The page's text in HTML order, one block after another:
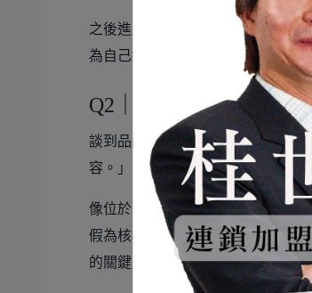
之後進入六福皇宮擔任西餐主廚，
為自己打下
跨部門協作
Q2｜國際品牌為何能跨
談到品牌經營，他以
容。」
像位於南京東路商業地段的六福皇
假為核心，強調活力、健康與身心
的關鍵。